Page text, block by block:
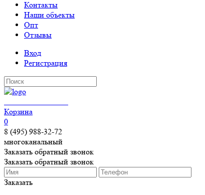
Контакты
Наши объекты
Опт
Отзывы
Вход
Регистрация
Корзина
0
8 (495) 988-32-72
многоканальный
Заказать обратный звонок
Заказать обратный звонок
Заказать